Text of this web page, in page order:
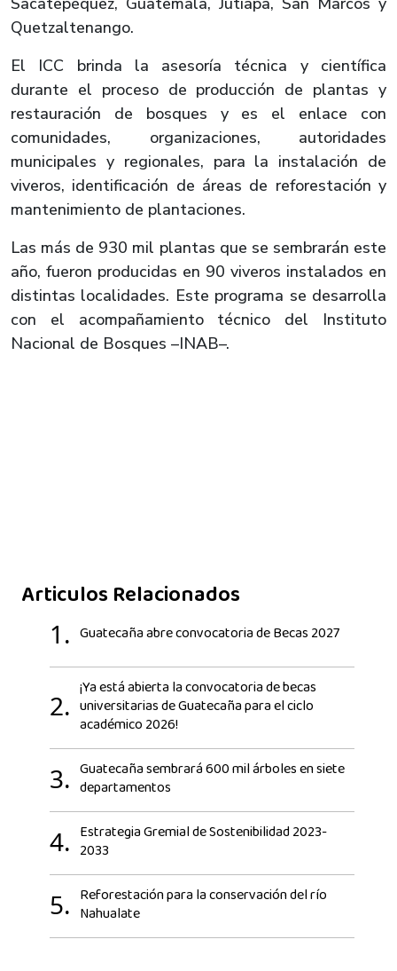
Quetzaltenango.
El ICC brinda la asesoría técnica y científica
durante el proceso de producción de plantas y
restauración de bosques y es el enlace con
comunidades, organizaciones, autoridades
municipales y regionales, para la instalación de
viveros, identificación de áreas de reforestación y
mantenimiento de plantaciones.
Las más de 930 mil plantas que se sembrarán este
año, fueron producidas en 90 viveros instalados en
distintas localidades. Este programa se desarrolla
con el acompañamiento técnico del Instituto
Nacional de Bosques –INAB–.
Articulos Relacionados
1. Guatecaña abre convocatoria de Becas 2027
2.
¡Ya está abierta la convocatoria de becas
universitarias de Guatecaña para el ciclo
académico 2026!
3. Guatecaña sembrará 600 mil árboles en siete
departamentos
4. Estrategia Gremial de Sostenibilidad 2023-
2033
5. Reforestación para la conservación del río
Nahualate